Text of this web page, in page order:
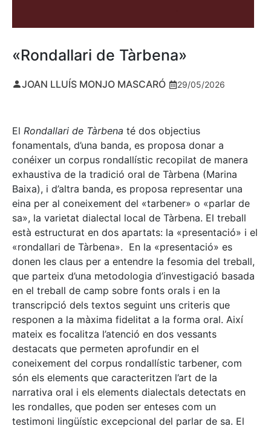
«Rondallari de Tàrbena»
JOAN LLUÍS MONJO MASCARÓ 29/05/2026
El Rondallari de Tàrbena té dos objectius
fonamentals, d’una banda, es proposa donar a
conéixer un corpus rondallístic recopilat de manera
exhaustiva de la tradició oral de Tàrbena (Marina
Baixa), i d’altra banda, es proposa representar una
eina per al coneixement del «tarbener» o «parlar de
sa», la varietat dialectal local de Tàrbena. El treball
està estructurat en dos apartats: la «presentació» i el
«rondallari de Tàrbena». En la «presentació» es
donen les claus per a entendre la fesomia del treball,
que parteix d’una metodologia d’investigació basada
en el treball de camp sobre fonts orals i en la
transcripció dels textos seguint uns criteris que
responen a la màxima fidelitat a la forma oral. Així
mateix es focalitza l’atenció en dos vessants
destacats que permeten aprofundir en el
coneixement del corpus rondallístic tarbener, com
són els elements que caracteritzen l’art de la
narrativa oral i els elements dialectals detectats en
les rondalles, que poden ser enteses com un
testimoni lingüístic excepcional del parlar de sa. El